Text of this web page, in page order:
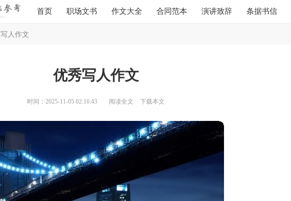
首页 职场文书 作文大全 合同范本 演讲致辞 条据书信
写人作文
优秀写人作文
时间：2025-11-05 02:16:43 阅读全文 下载本文